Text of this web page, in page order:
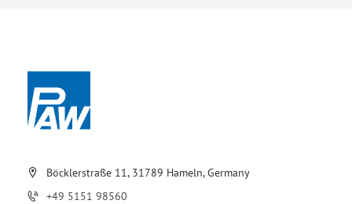
Böcklerstraße 11, 31789 Hameln, Germany
+49 5151 98560